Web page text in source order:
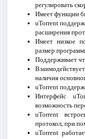
регулировать
Имеет функции
uTorrent
расширения
Имеет низкое
размер
Поддерживает
наличия
uTorrent
Интерфейс
возможность
uTorrent
протокол, при
uTorrent